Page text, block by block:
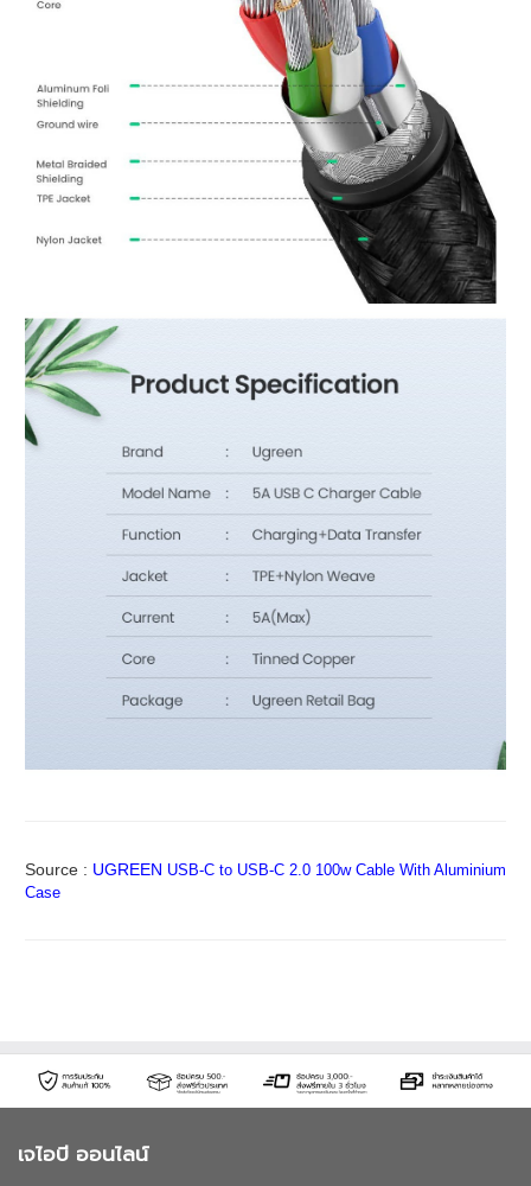
Source : UGREEN USB-C to USB-C 2.0 100w Cable With Aluminium
Case
เจไอบี ออนไลน์